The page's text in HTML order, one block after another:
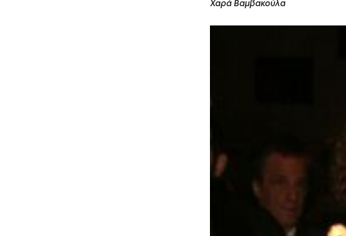
Χαρά Βαμβακούλα